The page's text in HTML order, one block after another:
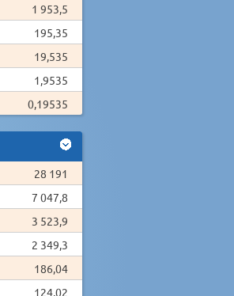
1 953,5
195,35
19,535
1,9535
0,19535
28 191
7 047,8
3 523,9
2 349,3
186,04
124,02